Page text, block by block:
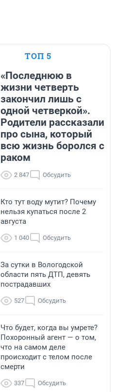
ТОП 5
«Последнюю в
жизни четверть
закончил лишь с
одной четверкой».
Родители рассказали
про сына, который
всю жизнь боролся с
раком
2 847 Обсудить
Кто тут воду мутит? Почему
нельзя купаться после 2
августа
1 040 Обсудить
За сутки в Вологодской
области пять ДТП, девять
пострадавших
527 Обсудить
Что будет, когда вы умрете?
Похоронный агент — о том,
что на самом деле
происходит с телом после
смерти
337 Обсудить